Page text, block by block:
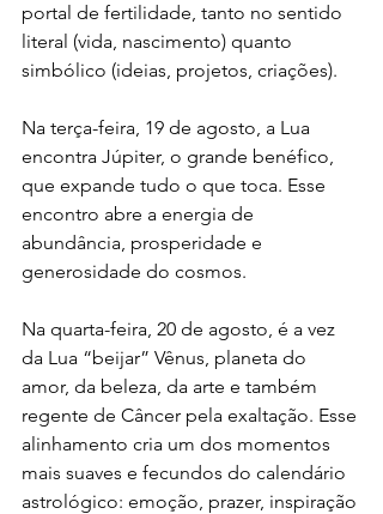
portal de fertilidade, tanto no sentido
literal (vida, nascimento) quanto
simbólico (ideias, projetos, criações).
Na terça-feira, 19 de agosto, a Lua
encontra Júpiter, o grande benéfico,
que expande tudo o que toca. Esse
encontro abre a energia de
abundância, prosperidade e
generosidade do cosmos.
Na quarta-feira, 20 de agosto, é a vez
da Lua “beijar” Vênus, planeta do
amor, da beleza, da arte e também
regente de Câncer pela exaltação. Esse
alinhamento cria um dos momentos
mais suaves e fecundos do calendário
astrológico: emoção, prazer, inspiração